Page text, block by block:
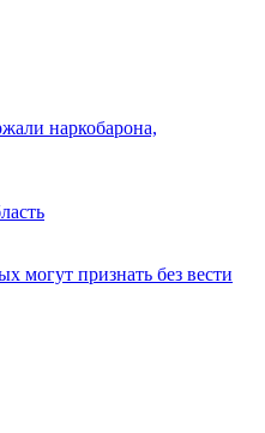
наркобарона,
могут признать без вести